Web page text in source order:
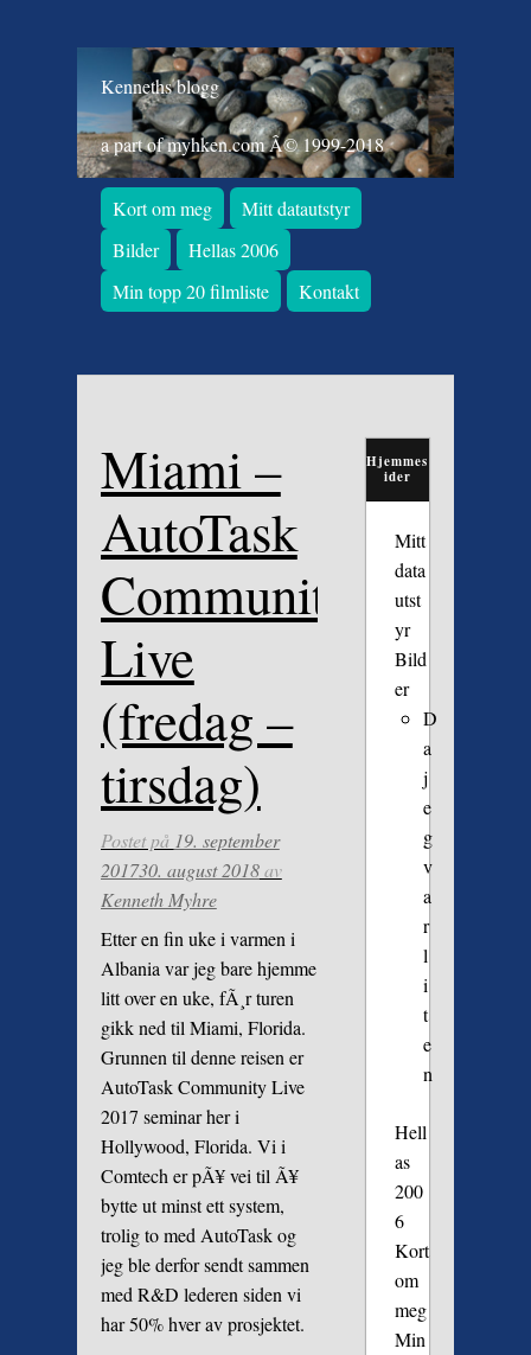
Kenneths blogg
a part of myhken.com Â© 1999-2018
Kort om meg
Mitt datautstyr
Bilder
Hellas 2006
Min topp 20 filmliste
Kontakt
Miami –
AutoTask
Community
Live
(fredag –
tirsdag)
Postet på 19. september
201730. august 2018av
Kenneth Myhre
Etter en fin uke i varmen i
Albania var jeg bare hjemme
litt over en uke, fÃ¸r turen
gikk ned til Miami, Florida.
Grunnen til denne reisen er
AutoTask Community Live
2017 seminar her i
Hollywood, Florida. Vi i
Comtech er pÃ¥ vei til Ã¥
bytte ut minst ett system,
trolig to med AutoTask og
jeg ble derfor sendt sammen
med R&D lederen siden vi
har 50% hver av prosjektet.
Hjemmes
ider
Mitt
data
utst
yr
Bild
er
D
a
j
e
g
v
a
r
l
i
t
e
n
Hell
as
200
6
Kort
om
meg
Min